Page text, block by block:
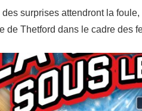
surprises attendront la
de Thetford dans le cadre des